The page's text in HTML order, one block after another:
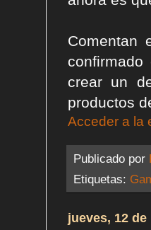
Comentan
crear un
productos
Acceder a la
Publicado por
Etiquetas:
jueves, 12